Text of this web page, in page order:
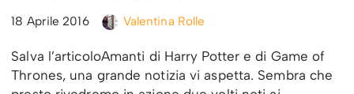
18 Aprile 2016 Valentina Rolle
Salva l’articoloAmanti di Harry Potter e di Game of
Thrones, una grande notizia vi aspetta. Sembra che